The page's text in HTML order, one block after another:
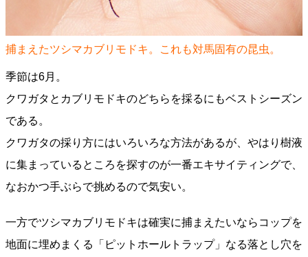
捕まえたツシマカブリモドキ。これも対馬固有の昆虫。
季節は6月。
クワガタとカブリモドキのどちらを採るにもベストシーズン
である。
クワガタの採り方にはいろいろな方法があるが、やはり樹液
に集まっているところを探すのが一番エキサイティングで、
なおかつ手ぶらで挑めるので気安い。
一方でツシマカブリモドキは確実に捕まえたいならコップを
地面に埋めまくる「ピットホールトラップ」なる落とし穴を